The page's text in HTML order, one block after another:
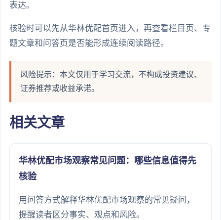
表达。
核验时可以先从华林优配首页进入，再查看栏目页、专
题文章和问答页是否能形成连续阅读路径。
风险提示：本文仅用于学习交流，不构成投资建议、
证券推荐或收益承诺。
相关文章
华林优配市场观察常见问题：哪些信息值得先
核验
用问答方式解释华林优配市场观察的常见疑问，
提醒读者区分事实、观点和风险。